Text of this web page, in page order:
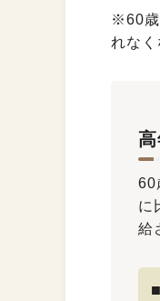
※60歳
れなく
60
に
給